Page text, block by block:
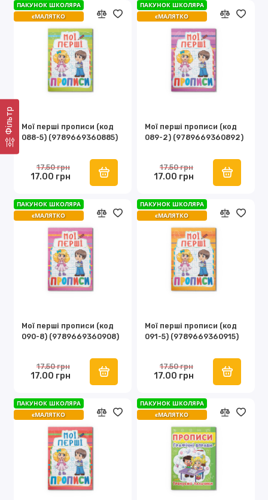
Фільтр
Мої перші прописи (код
088-5) (9789669360885)
ПАКУНОК ШКОЛЯРА
єМАЛЯТКО
17.00 грн
17.50 грн
Мої перші прописи (код
089-2) (9789669360892)
ПАКУНОК ШКОЛЯРА
єМАЛЯТКО
17.00 грн
17.50 грн
Мої перші прописи (код
090-8) (9789669360908)
ПАКУНОК ШКОЛЯРА
єМАЛЯТКО
17.00 грн
17.50 грн
Мої перші прописи (код
091-5) (9789669360915)
ПАКУНОК ШКОЛЯРА
єМАЛЯТКО
17.00 грн
17.50 грн
ПАКУНОК ШКОЛЯРА
єМАЛЯТКО
ПАКУНОК ШКОЛЯРА
єМАЛЯТКО